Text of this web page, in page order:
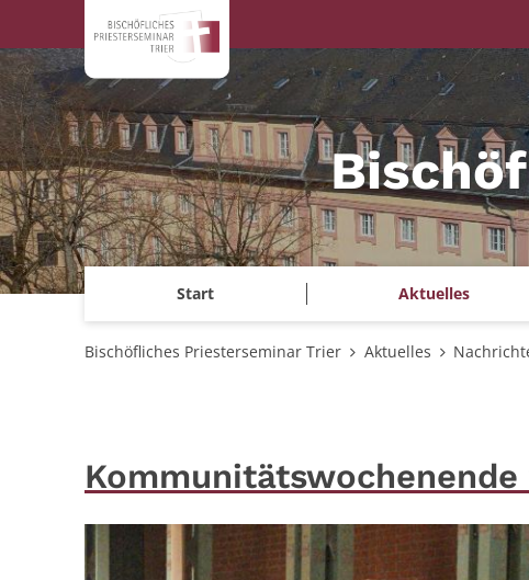
Zum Inhalt springen
Start Aktuelles
Bischöfliches Priesterseminar Trier Aktuelles
Kommunitätswochenende